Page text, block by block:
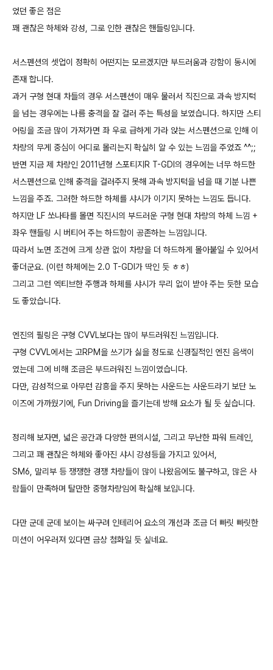
었던 좋은 점은
꽤 괜찮은 하체와 강성, 그로 인한 괜찮은 핸들링입니다.
서스펜션의 셋업이 정확히 어떤지는 모르겠지만 부드러움과 강함이 동시에
존재 합니다.
과거 구형 현대 차들의 경우 서스펜션이 매우 물러서 직진으로 과속 방지턱
을 넘는 경우에는 나름 충격을 잘 걸러 주는 특성을 보였습니다. 하지만 스티
어링을 조금 많이 가져가면 좌 우로 급하게 가라 앉는 서스펜션으로 인해 이
차량의 무게 중심이 어디로 몰리는지 확실히 알 수 있는 느낌을 주었죠 ^^;;
반면 지금 제 차량인 2011년형 스포티지R T-GDI의 경우에는 너무 하드한
서스펜션으로 인해 충격을 걸러주지 못해 과속 방지턱을 넘을 때 기분 나쁜
느낌을 주죠. 그러한 하드한 하체를 샤시가 이기지 못하는 느낌도 듭니다.
하지만 LF 쏘나타를 몰면 직진시의 부드러운 구형 현대 차량의 하체 느낌 +
좌우 핸들링 시 버티어 주는 하드함이 공존하는 느낌입니다.
따라서 노면 조건에 크게 상관 없이 차량을 더 하드하게 몰아붙일 수 있어서
좋더군요. (이런 하체에는 2.0 T-GDI가 딱인 듯 ㅎㅎ)
그리고 그런 엑티브한 주행과 하체를 샤시가 무리 없이 받아 주는 듯한 모습
도 좋았습니다.
엔진의 필링은 구형 CVVL보다는 많이 부드러워진 느낌입니다.
구형 CVVL에서는 고RPM을 쓰기가 싫을 정도로 신경질적인 엔진 음색이
였는데 그에 비해 조금은 부드러워진 느낌이였습니다.
다만, 감성적으로 아무런 감흥을 주지 못하는 사운드는 사운드라기 보단 노
이즈에 가까웠기에, Fun Driving을 즐기는데 방해 요소가 될 듯 싶습니다.
정리해 보자면, 넓은 공간과 다양한 편의시설, 그리고 무난한 파워 트레인,
그리고 꽤 괜찮은 하체와 좋아진 샤시 강성등을 가지고 있어서,
SM6, 말리부 등 쟁쟁한 경쟁 차량들이 많이 나왔음에도 불구하고, 많은 사
람들이 만족하며 탈만한 중형차량임에 확실해 보입니다.
다만 군데 군데 보이는 싸구려 인테리어 요소의 개선과 조금 더 빠릿 빠릿한
미션이 어우러져 있다면 금상 첨화일 듯 싶네요.